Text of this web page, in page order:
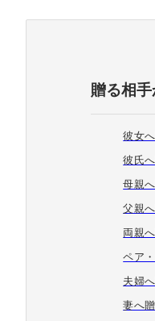
贈る相
彼女
彼氏
母親
父親
両親
ペア
夫婦
妻へ